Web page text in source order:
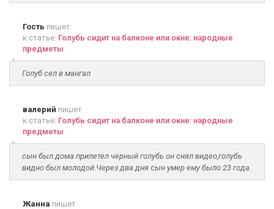
Гость пишет
к статье: Голубь сидит на балконе или окне: народные
предметы
Голуб сел в мангал
валерий пишет
к статье: Голубь сидит на балконе или окне: народные
предметы
сын был дома прилетел черный голубь он снял видео,голубь
видно был молодой.Через два дня сын умер ему было 23 года.
Жанна пишет